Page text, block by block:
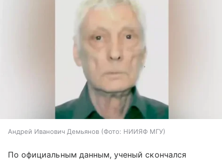
Андрей Иванович Демьянов (Фото: НИИЯФ МГУ)
По официальным данным, ученый скончался